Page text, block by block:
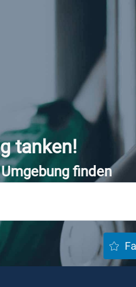
tanken!
finden